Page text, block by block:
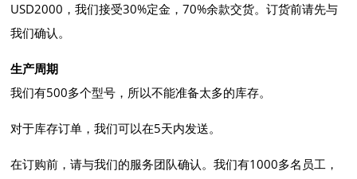
USD2000，我们接受30%定金，70%余款交货。订货前请先与
我们确认。
生产周期
我们有500多个型号，所以不能准备太多的库存。
对于库存订单，我们可以在5天内发送。
在订购前，请与我们的服务团队确认。我们有1000多名员工，